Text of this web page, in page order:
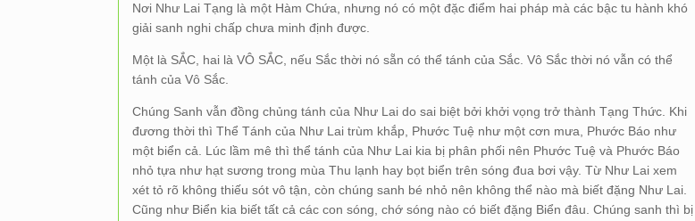
Nơi Như Lai Tạng là một Hàm Chứa, nhưng nó có một đặc điểm hai pháp mà các bậc tu hành khó
giải sanh nghi chấp chưa minh định được.
Một là SẮC, hai là VÔ SẮC, nếu Sắc thời nó sẵn có thể tánh của Sắc. Vô Sắc thời nó vẫn có thể
tánh của Vô Sắc.
Chúng Sanh vẫn đồng chủng tánh của Như Lai do sai biệt bởi khởi vọng trở thành Tạng Thức. Khi
đương thời thì Thể Tánh của Như Lai trùm khắp, Phước Tuệ như một cơn mưa, Phước Báo như
một biển cả. Lúc lầm mê thì thể tánh của Như Lai kia bị phân phối nên Phước Tuệ và Phước Báo
nhỏ tựa như hạt sương trong mùa Thu lạnh hay bọt biển trên sóng đua bơi vậy. Từ Như Lai xem
xét tỏ rõ không thiếu sót vô tận, còn chúng sanh bé nhỏ nên không thể nào mà biết đặng Như Lai.
Cũng như Biển kia biết tất cả các con sóng, chớ sóng nào có biết đặng Biển đâu. Chúng sanh thì bị